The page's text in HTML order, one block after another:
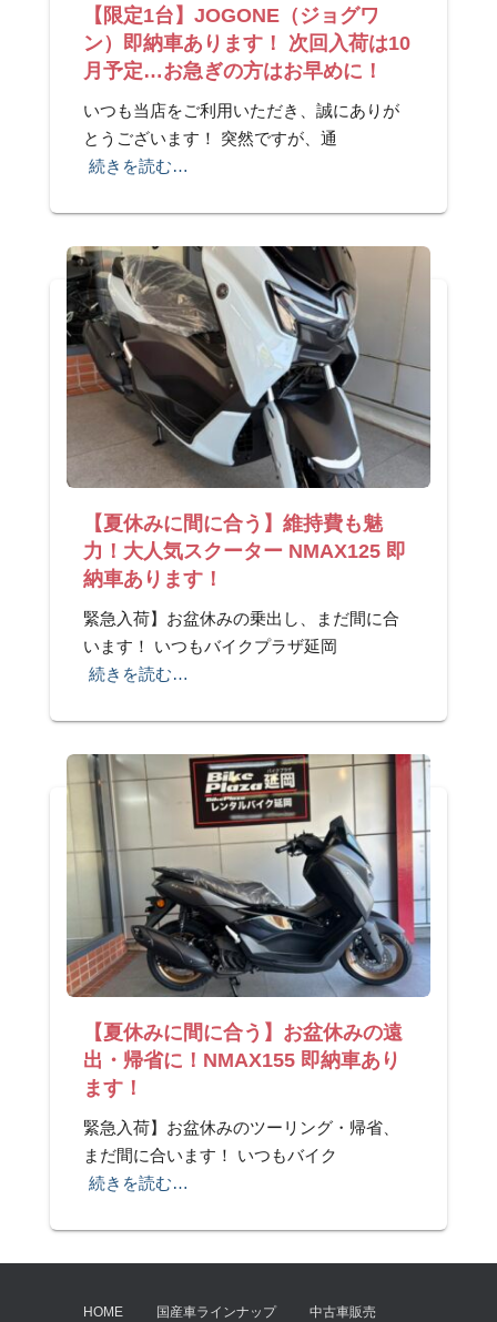
【限定1台】JOGONE（ジョグワ
ン）即納車あります！ 次回入荷は10
月予定…お急ぎの方はお早めに！
いつも当店をご利用いただき、誠にありが
とうございます！ 突然ですが、通
続きを読む…
【夏休みに間に合う】維持費も魅
力！大人気スクーター NMAX125 即
納車あります！
緊急入荷】お盆休みの乗出し、まだ間に合
います！ いつもバイクプラザ延岡
続きを読む…
【夏休みに間に合う】お盆休みの遠
出・帰省に！NMAX155 即納車あり
ます！
緊急入荷】お盆休みのツーリング・帰省、
まだ間に合います！ いつもバイク
続きを読む…
HOME 国産車ラインナップ 中古車販売